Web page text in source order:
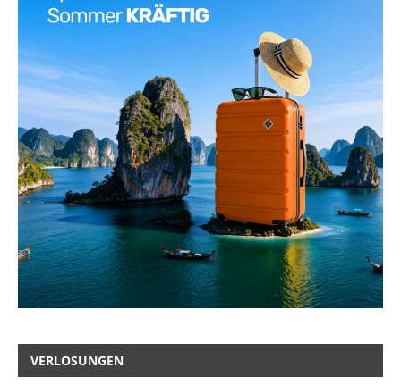
VERLOSUNGEN